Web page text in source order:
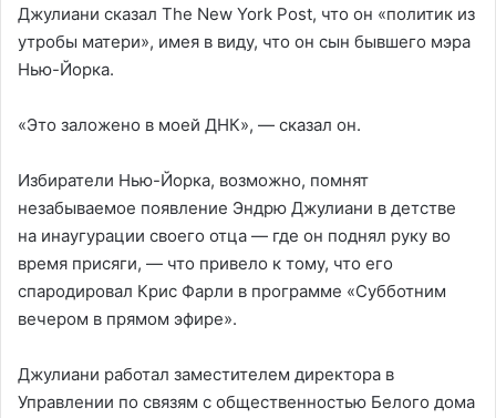
Джулиани сказал The New York Post, что он «политик из
утробы матери», имея в виду, что он сын бывшего мэра
Нью-Йорка.
«Это заложено в моей ДНК», — сказал он.
Избиратели Нью-Йорка, возможно, помнят
незабываемое появление Эндрю Джулиани в детстве
на инаугурации своего отца — где он поднял руку во
время присяги, — что привело к тому, что его
спародировал Крис Фарли в программе «Субботним
вечером в прямом эфире».
Джулиани работал заместителем директора в
Управлении по связям с общественностью Белого дома